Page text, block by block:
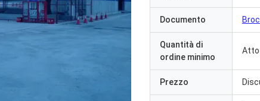
Documento
Quantità di
ordine minimo
Atto
Prezzo